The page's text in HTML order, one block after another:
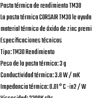
Pasta térmica de rendimiento TM30
La pasta térmica CORSAIR TM30 le
material térmico de óxido de zinc
Especificaciones técnicas
Tipo: TM30 Rendimiento
Peso de la pasta térmica: 3 g
Conductividad térmica: 3.8 W / mK
Impedancia térmica: 0.01 ° C -in2 / W